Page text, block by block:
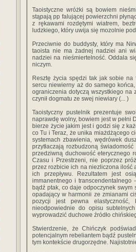
Taoistyczne wróżki są bowiem
stąpają pp falującej powierzchni
z rękawami rozdętymi wiatrem,
ludzkiego, który uwija się mozolnie
Przeciwnie do buddysty, który ma
taoista nie ma żadnej nadziei ani
nadziei na nieśmiertelność. Oddala
niczym.
Resztę życia spędzi tak jak sobie
sercu niewierny aż do samego
ograniczenia dotyczą wszystkiego
czynił dogmatu ze swej niewiary (... )
Taoistyczny pustelnik prezentuje
naprawdę wolny, bowiem jest w pełni
bierze życie jakim jest i godzi się z
co Tu i Teraz, że unika miażdżącego
systemach zbawienia, wędrówek
przytłaczają rozbudzoną
przedziwną duchowość eterycznego
Czasu i Przestrzeni, nie poprzez
przez rozbicie ich na niezliczona ilość
ich przepływu. Rezultatem jest
immanentnego i
bądź ptak, co daje odpoczynek swym
opadający w harmonii ze zmianami
pozycji jest pewna
nieodpowiednie do opisu
wyprowadzić duchowe źródło
Stwierdzenie, że Chińczyk
potencjalnym rebeliantem bądź
tym kontekście drugorzędne.